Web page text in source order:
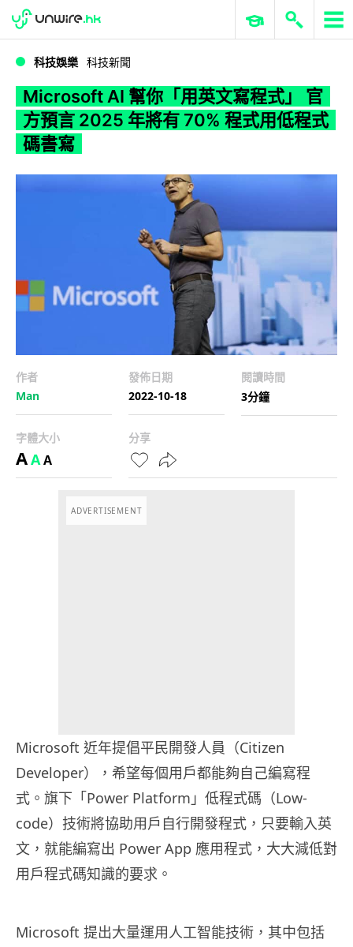
WWDC 2026 ERP 與商業 AI
科技娛樂 科技新聞
Microsoft AI 幫你「用英文寫程式」 官
方預言 2025 年將有 70% 程式用低程式
碼書寫
作者
Man
發佈日期
2022-10-18
閱讀時間
3分鐘
字體大小
AAA
分享
ADVERTISEMENT
Microsoft 近年提倡平民開發人員（Citizen
Developer），希望每個用戶都能夠自己編寫程
式。旗下「Power Platform」低程式碼（Low-
code）技術將協助用戶自行開發程式，只要輸入英
文，就能編寫出 Power App 應用程式，大大減低對
用戶程式碼知識的要求。
Microsoft 提出大量運用人工智能技術，其中包括